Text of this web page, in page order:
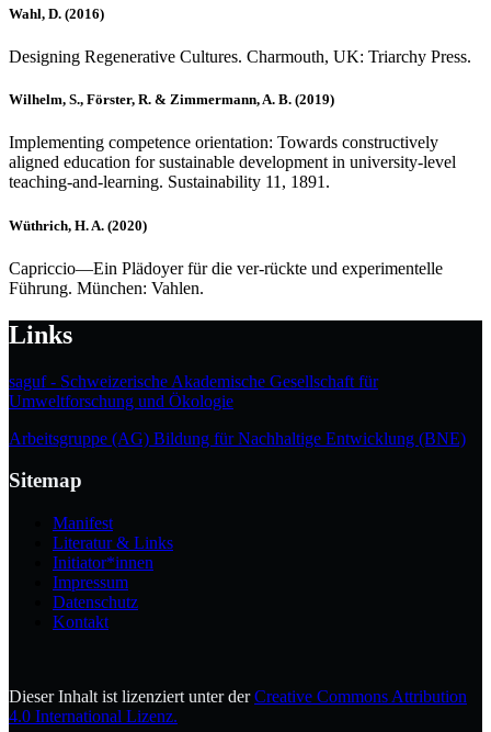
Wahl, D. (2016)
Designing Regenerative Cultures. Charmouth, UK: Triarchy Press.
Wilhelm, S., Förster, R. & Zimmermann, A. B. (2019)
Implementing competence orientation: Towards constructively
aligned education for sustainable development in university-level
teaching-and-learning. Sustainability 11, 1891.
Wüthrich, H. A. (2020)
Capriccio—Ein Plädoyer für die ver-rückte und experimentelle
Führung. München: Vahlen.
Links
saguf - Schweizerische Akademische Gesellschaft für
Umweltforschung und Ökologie
Arbeitsgruppe (AG) Bildung für Nachhaltige Entwicklung (BNE)
Sitemap
Manifest
Literatur & Links
Initiator*innen
Impressum
Datenschutz
Kontakt
Dieser Inhalt ist lizenziert unter derCreative Commons Attribution
4.0 International Lizenz.